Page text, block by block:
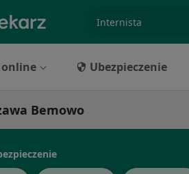
Ubezpieczenie
Bemowo